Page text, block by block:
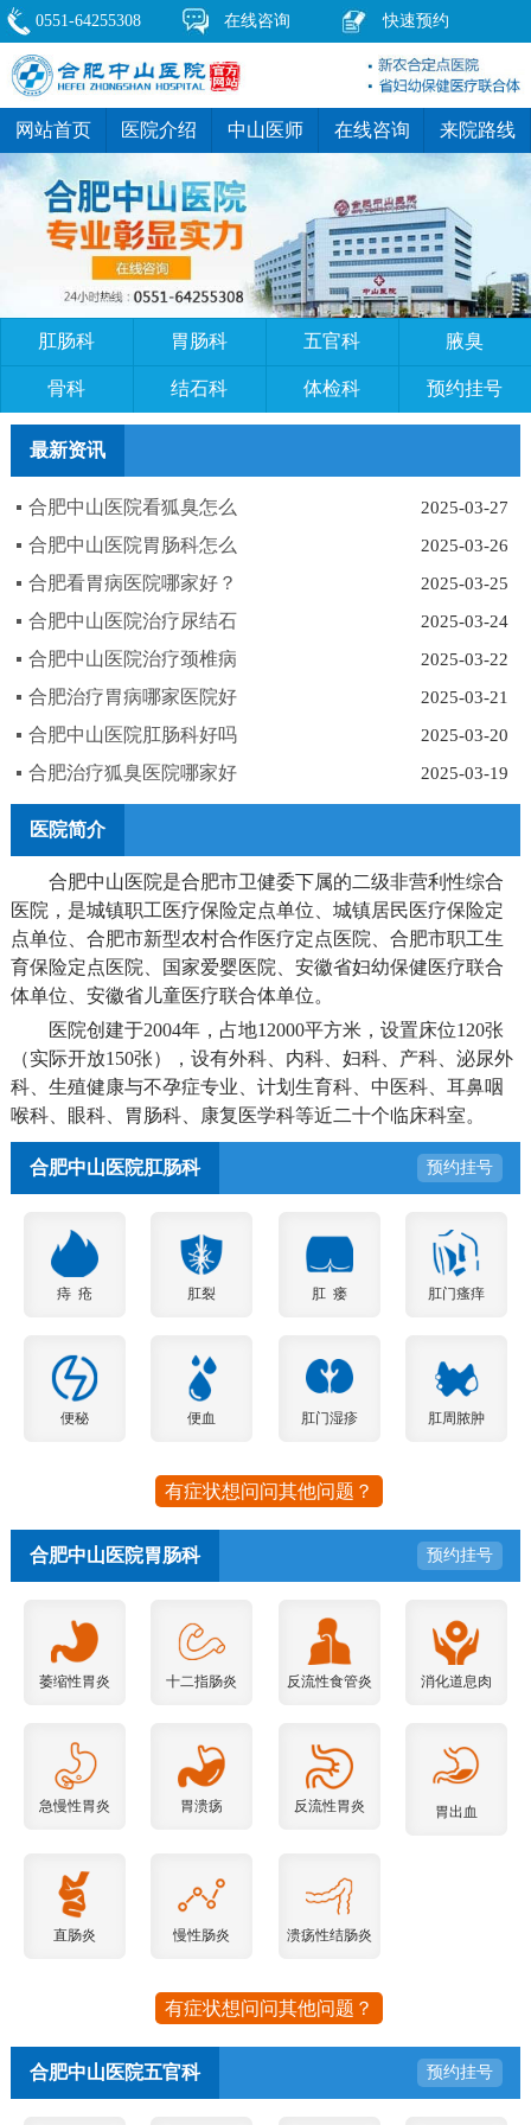
网站首页 医院介绍 中山医师 在线咨询 来院路线
肛肠科 胃肠科 五官科 腋臭
骨科 结石科 体检科 预约挂号
最新资讯
2025-03-27
合肥中山医院看狐臭怎么
2025-03-26
合肥中山医院胃肠科怎么
2025-03-25
合肥看胃病医院哪家好？
2025-03-24
合肥中山医院治疗尿结石
2025-03-22
合肥中山医院治疗颈椎病
2025-03-21
合肥治疗胃病哪家医院好
2025-03-20
合肥中山医院肛肠科好吗
2025-03-19
合肥治疗狐臭医院哪家好
医院简介
合肥中山医院是合肥市卫健委下属的二级非营利性综合
医院，是城镇职工医疗保险定点单位、城镇居民医疗保险定
点单位、合肥市新型农村合作医疗定点医院、合肥市职工生
育保险定点医院、国家爱婴医院、安徽省妇幼保健医疗联合
体单位、安徽省儿童医疗联合体单位。
医院创建于2004年，占地12000平方米，设置床位120张
（实际开放150张），设有外科、内科、妇科、产科、泌尿外
科、生殖健康与不孕症专业、计划生育科、中医科、耳鼻咽
喉科、眼科、胃肠科、康复医学科等近二十个临床科室。
合肥中山医院肛肠科 预约挂号
痔 疮 肛裂 肛 瘘 肛门瘙痒
便秘 便血 肛门湿疹 肛周脓肿
有症状想问问其他问题？
合肥中山医院胃肠科 预约挂号
萎缩性胃炎 十二指肠炎 反流性食管炎 消化道息肉
急慢性胃炎 胃溃疡 反流性胃炎 胃出血
直肠炎 慢性肠炎 溃疡性结肠炎
有症状想问问其他问题？
合肥中山医院五官科 预约挂号
0551-64255308 在线咨询 快速预约